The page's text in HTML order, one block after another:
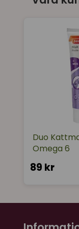
Duo
Omega 6
89 kr